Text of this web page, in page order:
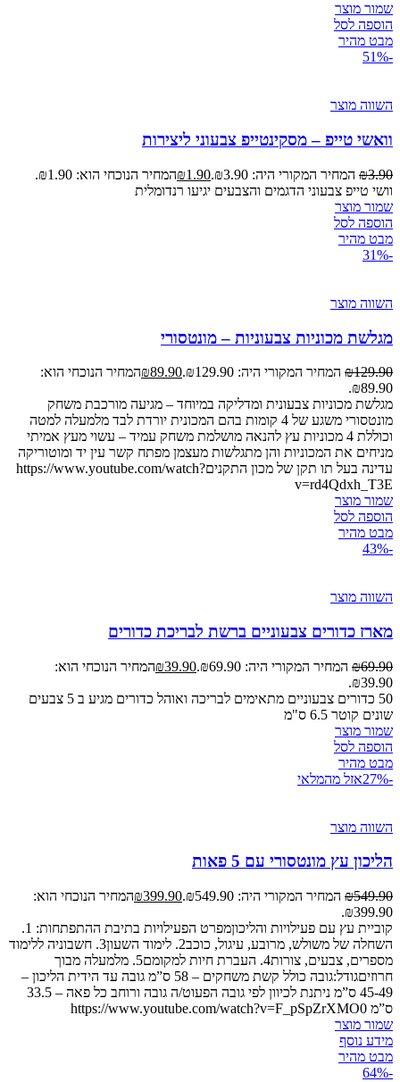
שמור מוצר
הוספה לסל
מבט מהיר
-51%
השווה מוצר
וואשי טייפ – מסקינטייפ צבעוני ליצירות
₪3.90 המחיר המקורי היה: ₪3.90. ₪1.90
המחיר הנוכחי הוא: ₪1.90.
וושי טייפ צבעוני הדגמים והצבעים יגיעו רנדומלית
שמור מוצר
הוספה לסל
מבט מהיר
-31%
השווה מוצר
מגלשת מכוניות צבעוניות – מונטסורי
₪129.90 המחיר המקורי היה: ₪129.90. ₪89.90
המחיר הנוכחי הוא:
₪89.90.
מגלשת מכוניות צבעונית ומדליקה במיוחד – מגיעה מורכבת משחק
מונטסורי משגע של 4 קומות בהם המכונית יורדת לבד מלמעלה למטה
וכוללת 4 מכוניות עץ להנאה מושלמת משחק עמיד – עשוי מעץ אמיתי
מניחים את המכוניות והן מתגלשות מעצמן מפתח קשר עין יד ומוטוריקה
עדינה בעל תו תקן של מכון התקניםhttps://www.youtube.com/watch?
v=rd4Qdxh_T3E
שמור מוצר
הוספה לסל
מבט מהיר
-43%
השווה מוצר
מארז כדורים צבעוניים ברשת לבריכת כדורים
₪69.90 המחיר המקורי היה: ₪69.90. ₪39.90
המחיר הנוכחי הוא:
₪39.90.
50 כדורים צבעוניים מתאימים לבריכה ואוהל כדורים מגיע ב 5 צבעים
שונים קוטר 6.5 ס"מ
שמור מוצר
הוספה לסל
מבט מהיר
-27%
אזל מהמלאי
השווה מוצר
הליכון עץ מונטסורי עם 5 פאות
₪549.90 המחיר המקורי היה: ₪549.90. ₪399.90
המחיר הנוכחי הוא:
₪399.90.
קוביית עץ עם פעילויות והליכוןמפרט הפעילויות בתיבת ההתפתחות: 1.
השחלה של משולש, מרובע, עיגול, כוכב2. לימוד השעון3. חשבוניה ללימוד
מספרים, צבעים, צורות4. העברת חיות למקומם5. מלמעלה מבוך
חרוזיםגודל:גובה כולל קשת משחקים – 58 ס”מ גובה עד הידית הליכון –
45-49 ס”מ ניתנת לכיוון לפי גובה הפעוט/ה גובה ורוחב כל פאה – 33.5
ס”מ https://www.youtube.com/watch?v=F_pSpZrXMO0
שמור מוצר
מידע נוסף
מבט מהיר
-64%